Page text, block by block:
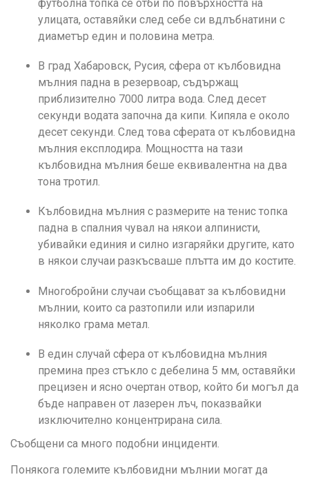
футболна топка се отби по повърхността на
улицата, оставяйки след себе си вдлъбнатини с
диаметър един и половина метра.
В град Хабаровск, Русия, сфера от кълбовидна
мълния падна в резервоар, съдържащ
приблизително 7000 литра вода. След десет
секунди водата започна да кипи. Кипяла е около
десет секунди. След това сферата от кълбовидна
мълния експлодира. Мощността на тази
кълбовидна мълния беше еквивалентна на два
тона тротил.
Кълбовидна мълния с размерите на тенис топка
падна в спалния чувал на някои алпинисти,
убивайки единия и силно изгаряйки другите, като
в някои случаи разкъсваше плътта им до костите.
Многобройни случаи съобщават за кълбовидни
мълнии, които са разтопили или изпарили
няколко грама метал.
В един случай сфера от кълбовидна мълния
премина през стъкло с дебелина 5 мм, оставяйки
прецизен и ясно очертан отвор, който би могъл да
бъде направен от лазерен лъч, показвайки
изключително концентрирана сила.
Съобщени са много подобни инциденти.
Понякога големите кълбовидни мълнии могат да